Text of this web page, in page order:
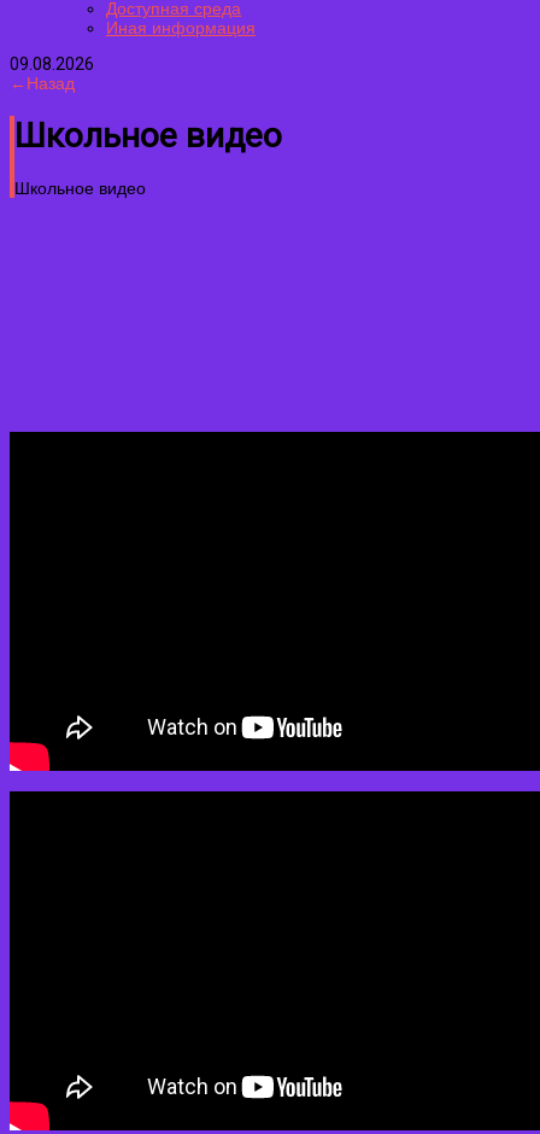
Доступная среда
Иная информация
09.08.2026
←Назад
Школьное видео
Школьное видео